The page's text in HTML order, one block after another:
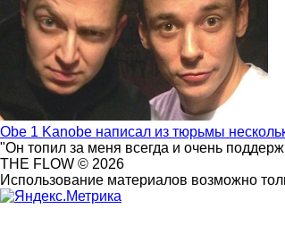
Obe 1 Kanobe написал из тюрьмы
"Он топил за меня всегда и очень
THE FLOW © 2026
Использование материалов возможно